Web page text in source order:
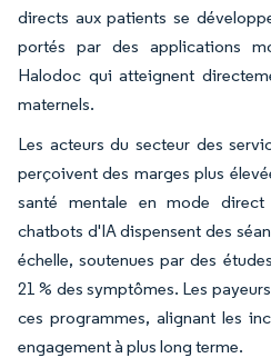
directs aux patients se
portés par des applications
Halodoc qui atteignent
maternels.
Les acteurs du secteur des
perçoivent des marges plus
santé mentale en mode
chatbots d'IA dispensent des
échelle, soutenues par des
21 % des symptômes. Les
ces programmes, alignant les
engagement à plus long terme.